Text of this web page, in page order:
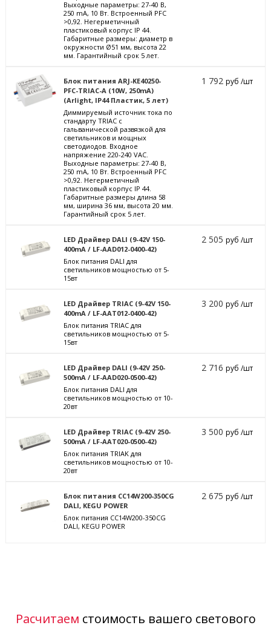
Выходные параметры: 27-40 В,
250 mА, 10 Вт. Встроенный PFC
>0,92. Негерметичный
пластиковый корпус IP 44.
Габаритные размеры: диаметр в
окружности Ø51 мм, высота 22
мм. Гарантийный срок 5 лет.
Блок питания ARJ-KE40250-
PFC-TRIAC-A (10W, 250mA)
(Arlight, IP44 Пластик, 5 лет)
Диммируемый источник тока по
стандарту TRIAC с
гальванической развязкой для
светильников и мощных
светодиодов. Входное
напряжение 220-240 VAC.
Выходные параметры: 27-40 В,
250 mА, 10 Вт. Встроенный PFC
>0,92. Негерметичный
пластиковый корпус IP 44.
Габаритные размеры длина 58
мм, ширина 36 мм, высота 20 мм.
Гарантийный срок 5 лет.
1 792руб /шт
LED Драйвер DALI (9-42V 150-
400mA / LF-AAD012-0400-42)
Блок питания DALI для
светильников мощностью от 5-
15вт
2 505руб /шт
LED Драйвер TRIAC (9-42V 150-
400mA / LF-AAT012-0400-42)
Блок питания TRIAC для
светильников мощностью от 5-
15вт
3 200руб /шт
LED Драйвер DALI (9-42V 250-
500mA / LF-AAD020-0500-42)
Блок питания DALI для
светильников мощностью от 10-
20вт
2 716руб /шт
LED Драйвер TRIAC (9-42V 250-
500mA / LF-AAT020-0500-42)
Блок питания TRIAK для
светильников мощностью от 10-
20вт
3 500руб /шт
Блок питания CC14W200-350CG
DALI, KEGU POWER
Блок питания CC14W200-350CG
DALI, KEGU POWER
2 675руб /шт
Расчитаем стоимость вашего светового